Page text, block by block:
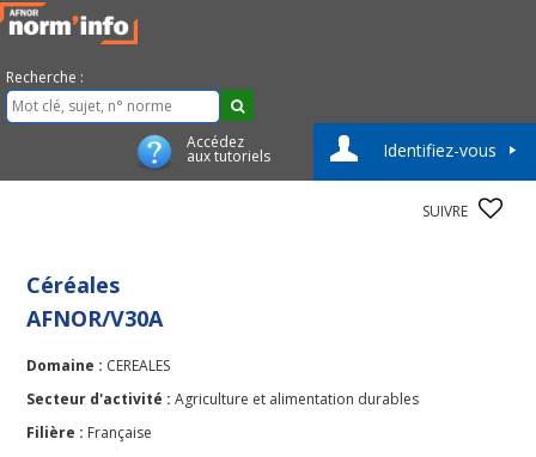
Recherche :
Accédez
aux tutoriels Identifiez-vous
SUIVRE
Céréales
AFNOR/V30A
Domaine : CEREALES
Secteur d'activité : Agriculture et alimentation durables
Filière : Française